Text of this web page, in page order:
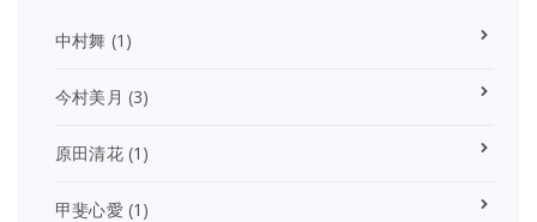
中村舞 (1)
今村美月 (3)
原田清花(1)
甲斐心愛 (1)